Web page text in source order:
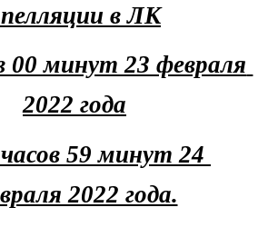
в ЛК
00 минут 23 февраля
2022 года
59 минут 24
2022 года.